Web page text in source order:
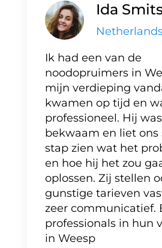
Ida
Ik had een van de
noodopruimers in
mijn verdieping
kwamen op tijd en
professioneel. Hij
bekwaam en liet ons
stap zien wat het
en hoe hij het zou
oplossen. Zij stellen
gunstige tarieven
zeer communicatief.
professionals in hun
in Weesp